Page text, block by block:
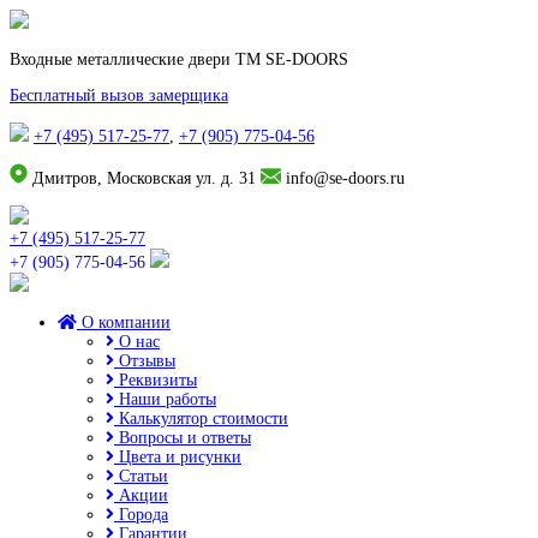
Входные металлические двери TM SE-DOORS
Бесплатный вызов замерщика
+7 (495) 517-25-77, +7 (905) 775-04-56
Дмитров, Московская ул. д. 31 info@se-doors.ru
+7 (495) 517-25-77
+7 (905) 775-04-56
О компании
О нас
Отзывы
Реквизиты
Наши работы
Калькулятор стоимости
Вопросы и ответы
Цвета и рисунки
Статьи
Акции
Города
Гарантии